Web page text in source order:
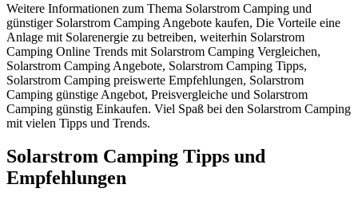
Weitere Informationen zum Thema Solarstrom Camping und
günstiger Solarstrom Camping Angebote kaufen, Die Vorteile eine
Anlage mit Solarenergie zu betreiben, weiterhin Solarstrom
Camping Online Trends mit Solarstrom Camping Vergleichen,
Solarstrom Camping Angebote, Solarstrom Camping Tipps,
Solarstrom Camping preiswerte Empfehlungen, Solarstrom
Camping günstige Angebot, Preisvergleiche und Solarstrom
Camping günstig Einkaufen. Viel Spaß bei den Solarstrom Camping
mit vielen Tipps und Trends.
Solarstrom Camping Tipps und
Empfehlungen